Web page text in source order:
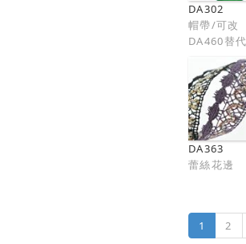
DA302
帽帶/可改
DA460替代
DA363
蕾絲花邊
1 2